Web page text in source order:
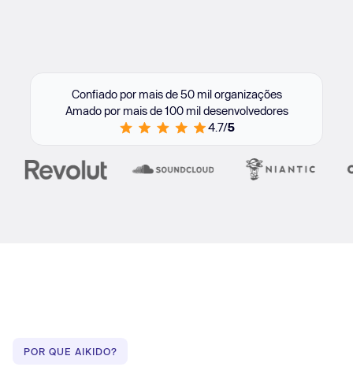
Confiado por mais de 50 mil organizações
Amado por mais de 100 mil desenvolvedores
4.7/5
POR QUE AIKIDO?